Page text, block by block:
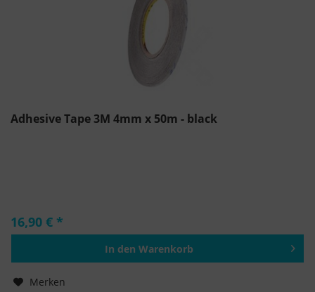
Adhesive Tape 3M 4mm x 50m - black
16,90 € *
In den Warenkorb
Merken